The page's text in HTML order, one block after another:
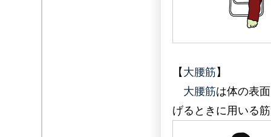
【大腰筋】
大腰筋は体の表
げるときに用いる